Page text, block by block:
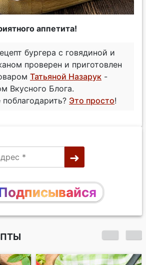
аппетита!
бургера с говядиной и
проверен и приготовлен
Татьяной Назарук -
Вкусного Блога.
поблагодарить? Это просто!